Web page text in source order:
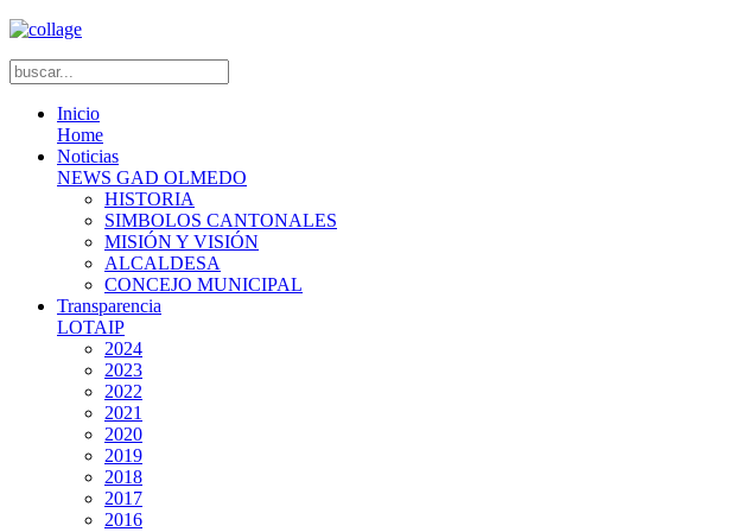
Inicio
Home
Noticias
NEWS GAD OLMEDO
HISTORIA
SIMBOLOS CANTONALES
MISIÓN Y VISIÓN
ALCALDESA
CONCEJO MUNICIPAL
Transparencia
LOTAIP
2024
2023
2022
2021
2020
2019
2018
2017
2016